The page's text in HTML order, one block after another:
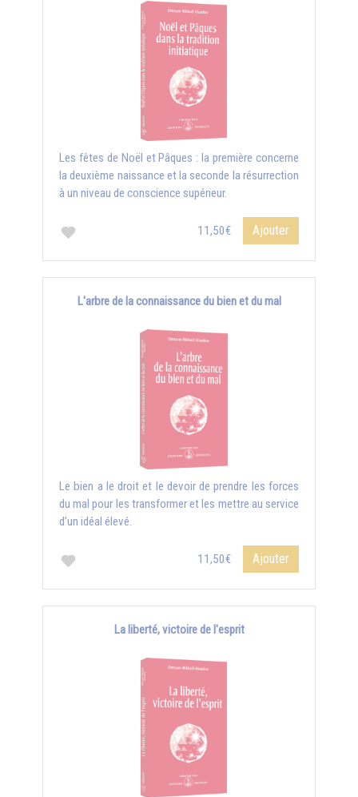
Les fêtes de Noël et Pâques : la première concerne
la deuxième naissance et la seconde la résurrection
à un niveau de conscience supérieur.
11,50€ Ajouter
L'arbre de la connaissance du bien et du mal
Le bien a le droit et le devoir de prendre les forces
du mal pour les transformer et les mettre au service
d’un idéal élevé.
11,50€ Ajouter
La liberté, victoire de l'esprit